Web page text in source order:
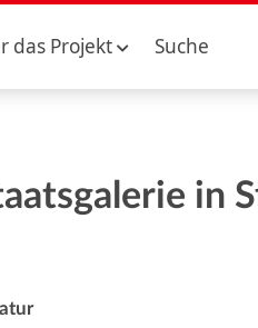
das Projekt Suche
in